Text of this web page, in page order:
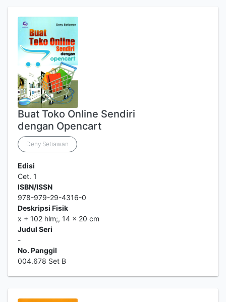
Buat Toko Online Sendiri
dengan Opencart
Deny Setiawan
Edisi
Cet. 1
ISBN/ISSN
978-979-29-4316-0
Deskripsi Fisik
x + 102 hlm;, 14 x 20 cm
Judul Seri
-
No. Panggil
004.678 Set B